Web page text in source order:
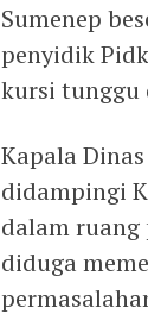
Sumenep
penyidik
kursi tunggu
Kapala
didampingi
dalam ruang
diduga